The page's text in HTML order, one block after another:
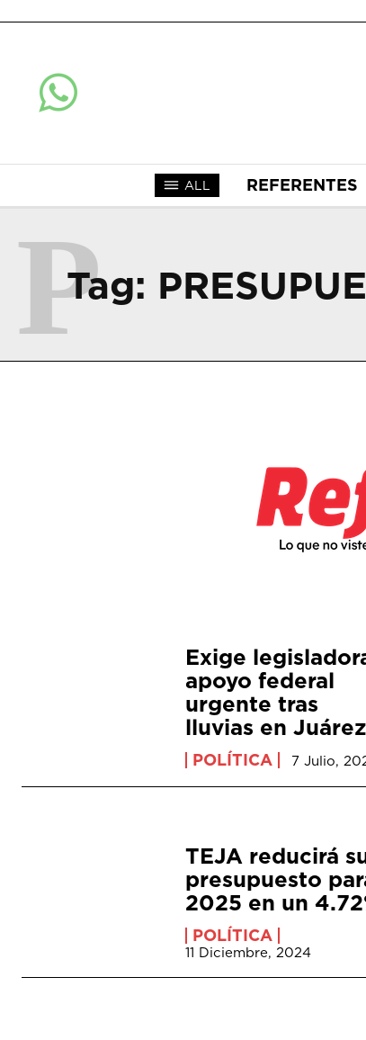
ALL REFERENTES
Tag:
P
Exige
apoyo federal
urgente tras
lluvias en Juárez
POLÍTICA 7 Julio,
TEJA reducirá
presupuesto
2025 en un
POLÍTICA
11 Diciembre, 2024